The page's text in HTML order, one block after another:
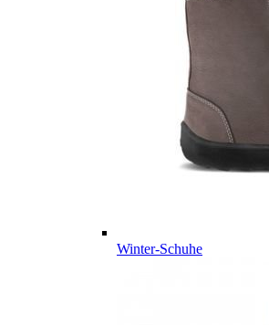
Winter-Schuhe